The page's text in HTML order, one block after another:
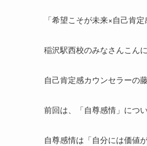
「希望こそが未来×自己肯
稲沢駅西校のみなさんこんに
自己肯定感カウンセラーの
前回は、「自尊感情」につ
自尊感情は「自分には価値